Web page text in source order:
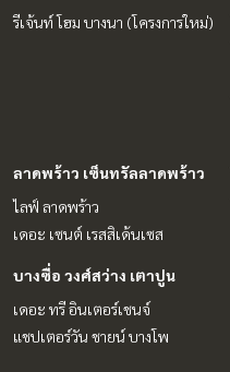
รีเจ้นท์ โฮม บางนา (โครงการใหม่)
ลาดพร้าว เซ็นทรัลลาดพร้าว
ไลฟ์ ลาดพร้าว
เดอะ เซนต์ เรสสิเด้นเซส
บางซื่อ วงศ์สว่าง เตาปูน
เดอะ ทรี อินเตอร์เชนจ์
แชปเตอร์วัน ชายน์ บางโพ